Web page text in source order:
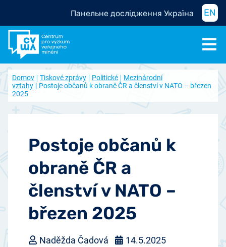
Панельне дослідження Україна EN
Domov Tiskové zprávy Politické
Mezinárodní
vztahy
Postoje občanů k obraně ČR a členství v NATO – březen
2025
Postoje občanů k
obraně ČR a
členství v NATO –
březen 2025
Naděžda Čadová
14.5.2025